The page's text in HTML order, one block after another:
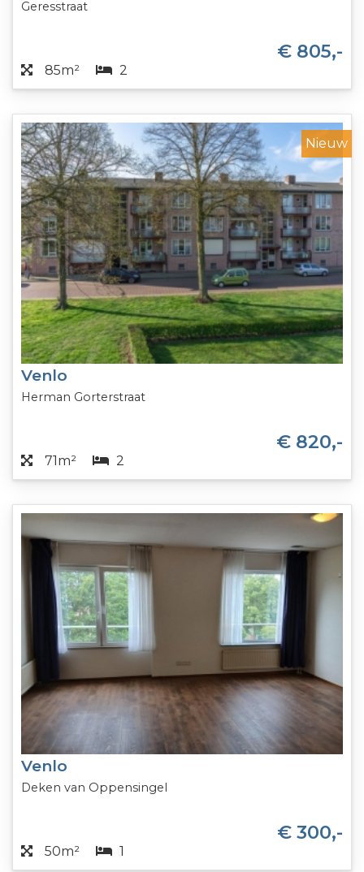
Geresstraat
€ 805,-
85m² 2
Nieuw
Venlo
Herman Gorterstraat
€ 820,-
71m² 2
Venlo
Deken van Oppensingel
€ 300,-
50m² 1